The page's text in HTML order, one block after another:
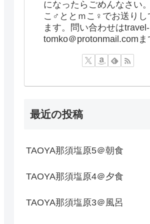
になったらごめんなさい
こ♂ととｍこ♀でお送りし
ます。問い合わせはtravel-
tomko＠protonmail.comま
最近の投稿
TAOYA那須塩原5＠朝食
TAOYA那須塩原4＠夕食
TAOYA那須塩原3＠風呂